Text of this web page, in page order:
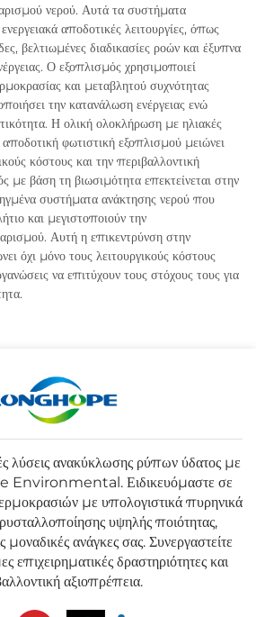
νερού. Αυτά τα συστήματα
αποδοτικές λειτουργίες, όπως
βελτιωμένες διαδικασίες ροών και έξυπνα
Ο εξοπλισμός χρησιμοποιεί
και μεταβλητού συχνότητας
την κατανάλωση ενέργειας ενώ
Η ολική ολοκλήρωση με ηλιακές
αποδοτική φωτιστική εξοπλισμού μειώνει
κόστους και την περιβαλλοντική
με βάση τη βιωσιμότητα επεκτείνεται στην
συστήματα ανάκτησης νερού που
και μεγιστοποιούν την
Αυτή η επικεντρύνση στην
όχι μόνο τους λειτουργικούς κόστους
να επιτύχουν τους στόχους τους για
λύσεις ανακύκλωσης ρύπων ύδατος με
Ειδικευόμαστε σε
με υπολογιστικά πυρηνικά
υψηλής ποιότητας,
ανάγκες σας. Συνεργαστείτε
επιχειρηματικές δραστηριότητες και
αξιοπρέπεια.